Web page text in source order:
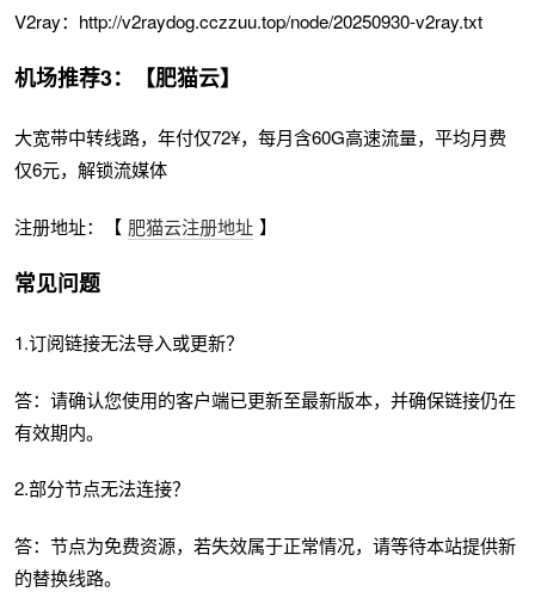
V2ray：http://v2raydog.cczzuu.top/node/20250930-v2ray.txt
机场推荐3：【肥猫云】
大宽带中转线路，年付仅72¥，每月含60G高速流量，平均月费
仅6元，解锁流媒体
注册地址：【 肥猫云注册地址 】
常见问题
1.订阅链接无法导入或更新？
答：请确认您使用的客户端已更新至最新版本，并确保链接仍在
有效期内。
2.部分节点无法连接？
答：节点为免费资源，若失效属于正常情况，请等待本站提供新
的替换线路。